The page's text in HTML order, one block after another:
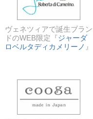
ヴェネツィアで誕生ブラン
ドのWEB限定『ジャーダ
ロベルタディカメリーノ 』